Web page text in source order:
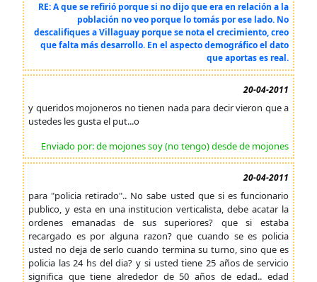
RE: A que se refirió porque si no dijo que era en relación a la
población no veo porque lo tomás por ese lado. No
descalifiques a Villaguay porque se nota el crecimiento, creo
que falta más desarrollo. En el aspecto demográfico el dato
que aportas es real.
20-04-2011
y queridos mojoneros no tienen nada para decir vieron que a
ustedes les gusta el put...o
Enviado por: de mojones soy (no tengo) desde de mojones
20-04-2011
para "policia retirado".. No sabe usted que si es funcionario
publico, y esta en una institucion verticalista, debe acatar la
ordenes emanadas de sus superiores? que si estaba
recargado es por alguna razon? que cuando se es policia
usted no deja de serlo cuando termina su turno, sino que es
policia las 24 hs del dia? y si usted tiene 25 años de servicio
significa que tiene alrededor de 50 años de edad.. edad